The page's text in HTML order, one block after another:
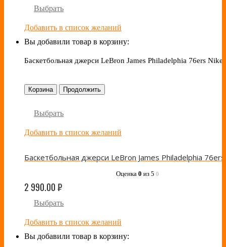
Выбрать
Добавить в список желаний
Вы добавили товар в корзину:
Баскетбольная джерси LeBron James Philadelphia 76ers Nike
Корзина Продолжить
Выбрать
Добавить в список желаний
Оценка 0 из 5 0
2 990.00₽
Выбрать
Добавить в список желаний
Вы добавили товар в корзину: